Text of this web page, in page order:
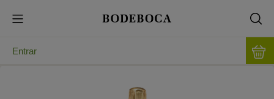
Entrar